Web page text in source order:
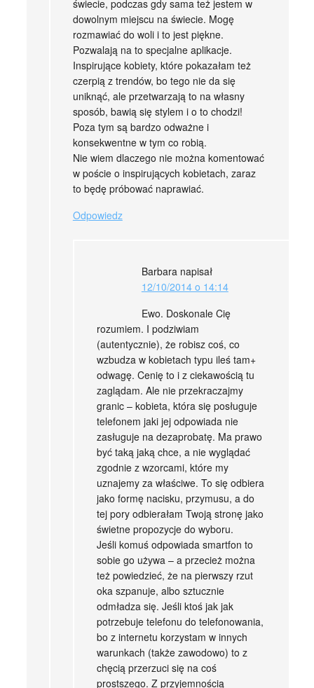
świecie, podczas gdy sama też jestem w
dowolnym miejscu na świecie. Mogę
rozmawiać do woli i to jest piękne.
Pozwalają na to specjalne aplikacje.
Inspirujące kobiety, które pokazałam też
czerpią z trendów, bo tego nie da się
uniknąć, ale przetwarzają to na własny
sposób, bawią się stylem i o to chodzi!
Poza tym są bardzo odważne i
konsekwentne w tym co robią.
Nie wiem dlaczego nie można komentować
w poście o inspirujących kobietach, zaraz
to będę próbować naprawiać.
Odpowiedz
Barbara napisał
12/10/2014 o 14:14
Ewo. Doskonale Cię
rozumiem. I podziwiam
(autentycznie), że robisz coś, co
wzbudza w kobietach typu ileś tam+
odwagę. Cenię to i z ciekawością tu
zaglądam. Ale nie przekraczajmy
granic – kobieta, która się posługuje
telefonem jaki jej odpowiada nie
zasługuje na dezaprobatę. Ma prawo
być taką jaką chce, a nie wyglądać
zgodnie z wzorcami, które my
uznajemy za właściwe. To się odbiera
jako formę nacisku, przymusu, a do
tej pory odbierałam Twoją stronę jako
świetne propozycje do wyboru.
Jeśli komuś odpowiada smartfon to
sobie go używa – a przecież można
też powiedzieć, że na pierwszy rzut
oka szpanuje, albo sztucznie
odmładza się. Jeśli ktoś jak jak
potrzebuje telefonu do telefonowania,
bo z internetu korzystam w innych
warunkach (także zawodowo) to z
chęcią przerzuci się na coś
prostszego. Z przyjemnością